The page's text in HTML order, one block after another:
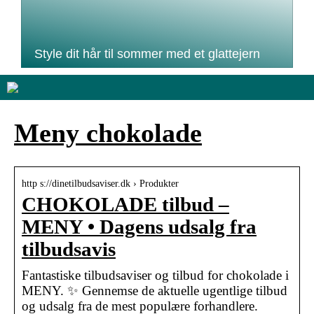
Style dit hår til sommer med et glattejern
Meny chokolade
http s://dinetilbudsaviser.dk › Produkter
CHOKOLADE tilbud –
MENY • Dagens udsalg fra
tilbudsavis
Fantastiske tilbudsaviser og tilbud for chokolade i
MENY. ✨ Gennemse de aktuelle ugentlige tilbud
og udsalg fra de mest populære forhandlere.